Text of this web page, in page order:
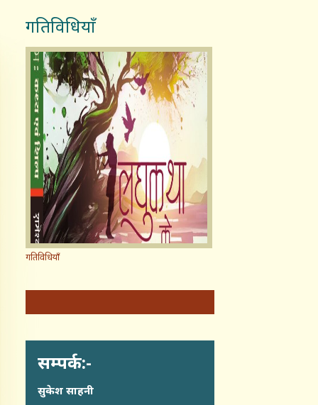
गतिविधियाँ
गतिविधियाँ
सम्पर्क:-
सुकेश साहनी